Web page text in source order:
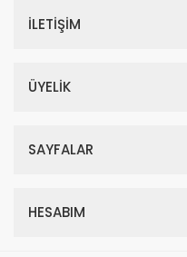
İLETİŞİM
ÜYELİK
SAYFALAR
HESABIM